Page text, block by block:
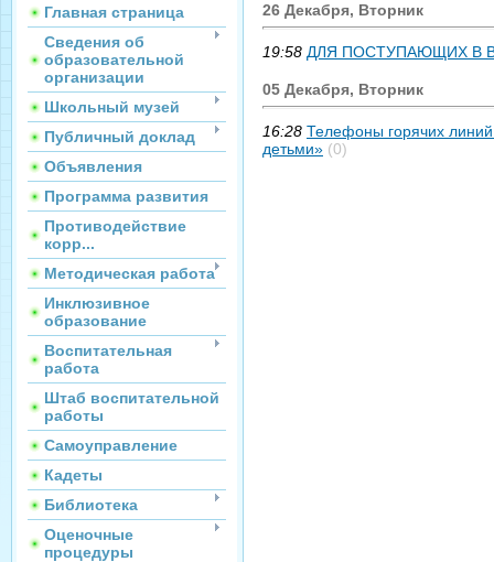
Главная страница
Сведения об
образовательной
организации
Школьный музей
Публичный доклад
Объявления
Программа развития
Противодействие
корр...
Методическая работа
Инклюзивное
образование
Воспитательная
работа
Штаб воспитательной
работы
Самоуправление
Кадеты
Библиотека
Оценочные
процедуры
26 Декабря, Вторник
19:58 ДЛЯ ПОСТУПАЮЩИХ В
05 Декабря, Вторник
16:28 Телефоны горячих
детьми» (0)